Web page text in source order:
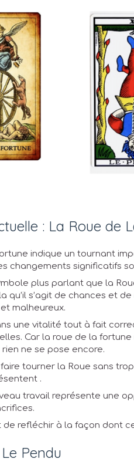
: La Roue de
indique un tournant
changements significatifs
plus parlant que la
qu’il s’agit de chances et
malheureux.
une vitalité tout à fait
Car la roue de la
rien ne se pose encore.
tourner la Roue sans
.
travail représente une
de refléchir à la façon dont
Pendu